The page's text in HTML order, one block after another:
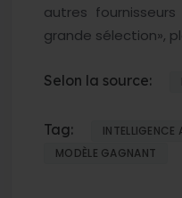
autres
grande sélection»,
Selon la source:
Tag:
INTELLIGENCE
MODÈLE GAGNANT